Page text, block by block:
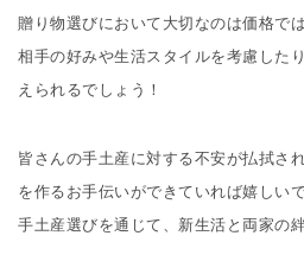
贈り物選びにおいて大切なのは価格で
相手の好みや生活スタイルを考慮した
えられるでしょう！
皆さんの手土産に対する不安が払拭さ
を作るお手伝いができていれば嬉しい
手土産選びを通じて、新生活と両家の